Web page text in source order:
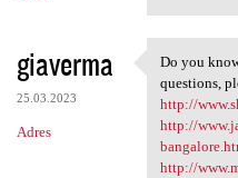
giaverma
25.03.2023
Adres
Do you
Do you
questions,
http://
http://
http://